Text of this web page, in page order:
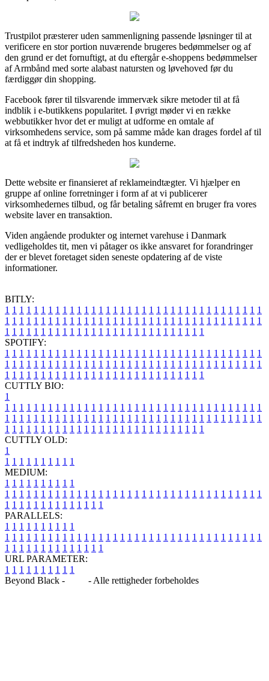
Trustpilot præsterer uden sammenligning passende løsninger til at
verificere en stor portion nuværende brugeres bedømmelser og af
den grund er det fornuftigt, at du eftergår e-shoppens bedømmelser
af Armbånd med sorte alabast natursten og løvehoved før du
færdiggør din shopping.
Facebook fører til tilsvarende immervæk sikre metoder til at få
indblik i e-butikkens popularitet. I øvrigt møder vi en række
webbutikker hvor det er muligt at udforme en omtale af
virksomhedens service, som på samme måde kan drages fordel af til
at få et indtryk af tilfredsheden hos kunderne.
Dette website er finansieret af reklameindtægter. Vi hjælper en
gruppe af online forretninger i form af at vi publicerer
virksomhedernes tilbud, og får betaling såfremt en bruger fra vores
website laver en transaktion.
Viden angående produkter og internet varehuse i Danmark
vedligeholdes tit, men vi påtager os ikke ansvaret for forandringer
der er blevet foretaget siden seneste opdatering af de viste
informationer.
BITLY:
1 1 1 1 1 1 1 1 1 1 1 1 1 1 1 1 1 1 1 1 1 1 1 1 1 1 1 1 1 1 1 1 1 1 1 1
1 1 1 1 1 1 1 1 1 1 1 1 1 1 1 1 1 1 1 1 1 1 1 1 1 1 1 1 1 1 1 1 1 1 1 1
1 1 1 1 1 1 1 1 1 1 1 1 1 1 1 1 1 1 1 1 1 1 1 1 1 1 1 1
SPOTIFY:
1 1 1 1 1 1 1 1 1 1 1 1 1 1 1 1 1 1 1 1 1 1 1 1 1 1 1 1 1 1 1 1 1 1 1 1
1 1 1 1 1 1 1 1 1 1 1 1 1 1 1 1 1 1 1 1 1 1 1 1 1 1 1 1 1 1 1 1 1 1 1 1
1 1 1 1 1 1 1 1 1 1 1 1 1 1 1 1 1 1 1 1 1 1 1 1 1 1 1 1
CUTTLY BIO:
1
1 1 1 1 1 1 1 1 1 1 1 1 1 1 1 1 1 1 1 1 1 1 1 1 1 1 1 1 1 1 1 1 1 1 1 1
1 1 1 1 1 1 1 1 1 1 1 1 1 1 1 1 1 1 1 1 1 1 1 1 1 1 1 1 1 1 1 1 1 1 1 1
1 1 1 1 1 1 1 1 1 1 1 1 1 1 1 1 1 1 1 1 1 1 1 1 1 1 1 1
CUTTLY OLD:
1
1 1 1 1 1 1 1 1 1 1
MEDIUM:
1 1 1 1 1 1 1 1 1 1
1 1 1 1 1 1 1 1 1 1 1 1 1 1 1 1 1 1 1 1 1 1 1 1 1 1 1 1 1 1 1 1 1 1 1 1
1 1 1 1 1 1 1 1 1 1 1 1 1 1
PARALLELS:
1 1 1 1 1 1 1 1 1 1
1 1 1 1 1 1 1 1 1 1 1 1 1 1 1 1 1 1 1 1 1 1 1 1 1 1 1 1 1 1 1 1 1 1 1 1
1 1 1 1 1 1 1 1 1 1 1 1 1 1
URL PARAMETER:
1 1 1 1 1 1 1 1 1 1
Beyond Black -
- Alle rettigheder forbeholdes